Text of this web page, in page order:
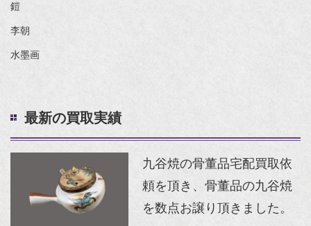
鎧
李朝
水墨画
最新の買取実績
九谷焼の骨董品宅配買取依
頼を頂き、骨董品の九谷焼
を数点お譲り頂きました。